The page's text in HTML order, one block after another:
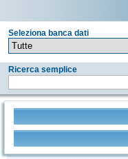
Seleziona banca dati
Ricerca semplice
Stampa - Email -